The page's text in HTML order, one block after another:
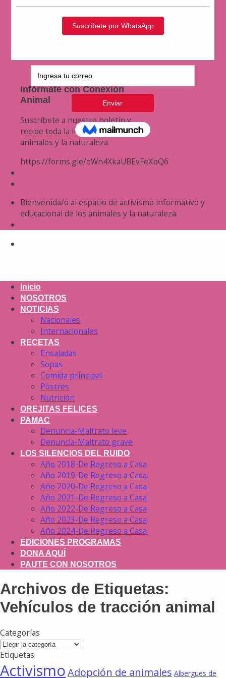
Infórmate con Conexión
Animal
Suscríbete a nuestro boletín y
recibe toda la información de los
animales y la naturaleza
https://forms.gle/dWn4XkaUBEvFeXbQ6
Bienvenida/o al espacio de activismo informativo y
educacional de los animales y la naturaleza.
Inicio
NOSOTROS
NOTICIAS
Nacionales
Internacionales
RECETAS
Ensaladas
Sopas
Comida principal
Postres
Nutrición
OREJITAS FELICES
PAMAC
Denuncia-Maltrato leve
Denuncia-Maltrato grave
LOS SILENCIOS DEL RUIDO
Año 2018-De Regreso a Casa
Año 2019-De Regreso a Casa
Año 2020-De Regreso a Casa
Año 2021-De Regreso a Casa
Año 2022-De Regreso a Casa
Año 2023-De Regreso a Casa
Año 2024-De Regreso a Casa
EDICIONES PROGRAMAS
DONA AQUÍ
PAUTE CON NOSOTROS
Archivos de Etiquetas:
Vehículos de tracción animal
Categorías
Categorías
Etiquetas
ActivismoAdopción de animales Albergues de